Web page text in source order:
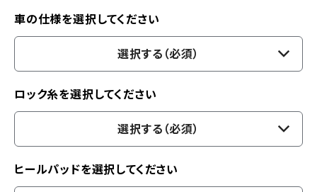
車の仕様を選択してください
選択する（必須）
ロック糸を選択してください
選択する（必須）
ヒールパッドを選択してください